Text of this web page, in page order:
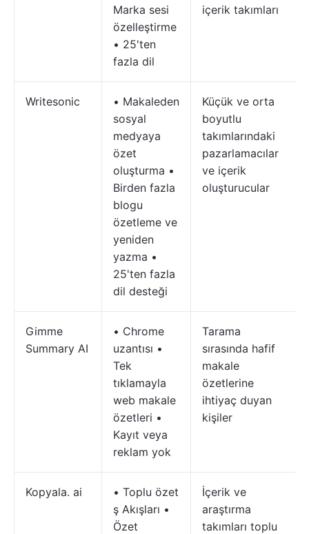
Marka sesi
özelleştirme
• 25'ten
fazla dil
içerik takımları
Writesonic
• Makaleden
sosyal
medyaya
özet
oluşturma •
Birden fazla
blogu
özetleme ve
yeniden
yazma •
25'ten fazla
dil desteği
Küçük ve orta
boyutlu
takımlarındaki
pazarlamacılar
ve içerik
oluşturucular
Gimme
Summary AI
• Chrome
uzantısı •
Tek
tıklamayla
web makale
özetleri •
Kayıt veya
reklam yok
Tarama
sırasında hafif
makale
özetlerine
ihtiyaç duyan
kişiler
Kopyala. ai
• Toplu özet
ş Akışları •
Özet
İçerik ve
araştırma
takımları toplu